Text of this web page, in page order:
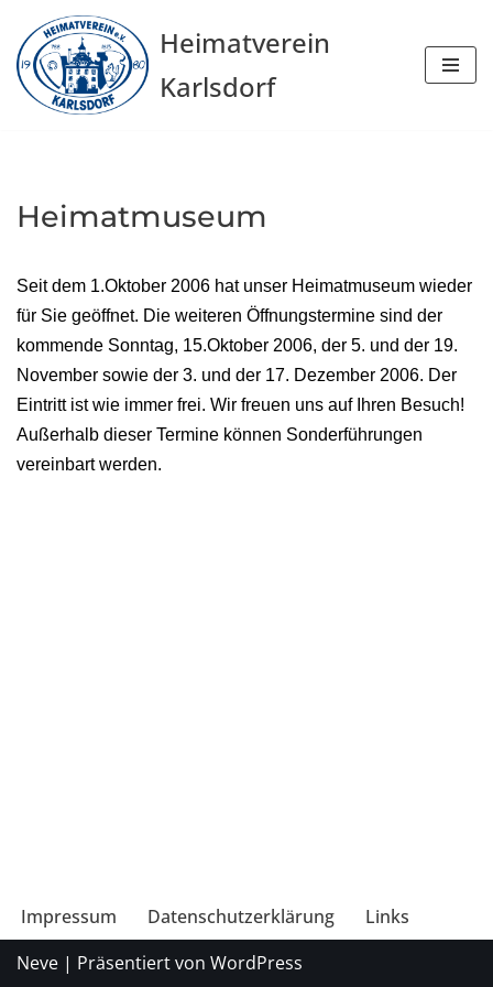
Zum
Inhalt
springen
Heimatverein
Karlsdorf
Heimatmuseum
Seit dem 1.Oktober 2006 hat unser Heimatmuseum wieder
für Sie geöffnet. Die weiteren Öffnungstermine sind der
kommende Sonntag, 15.Oktober 2006, der 5. und der 19.
November sowie der 3. und der 17. Dezember 2006. Der
Eintritt ist wie immer frei. Wir freuen uns auf Ihren Besuch!
Außerhalb dieser Termine können Sonderführungen
vereinbart werden.
Impressum Datenschutzerklärung
Links
Neve | Präsentiert von WordPress